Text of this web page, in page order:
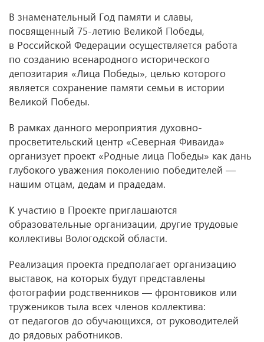
В знаменательный Год памяти и славы,
посвященный 75-летию Великой Победы,
в Российской Федерации осуществляется работа
по созданию всенародного исторического
депозитария «Лица Победы», целью которого
является сохранение памяти семьи в истории
Великой Победы.
В рамках данного мероприятия духовно-
просветительский центр «Северная Фиваида»
организует проект «Родные лица Победы» как дань
глубокого уважения поколению победителей —
нашим отцам, дедам и прадедам.
К участию в Проекте приглашаются
образовательные организации, другие трудовые
коллективы Вологодской области.
Реализация проекта предполагает организацию
выставок, на которых будут представлены
фотографии родственников — фронтовиков или
тружеников тыла всех членов коллектива:
от педагогов до обучающихся, от руководителей
до рядовых работников.